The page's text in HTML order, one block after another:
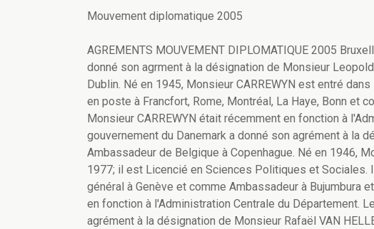
Mouvement diplomatique 2005
AGREMENTS MOUVEMENT DIPLOMATIQUE 2005
donné son agrment à la désignation de Monsieur
Dublin. Né en 1945, Monsieur CARREWYN est entré
en poste à Francfort, Rome, Montréal, La Haye, Bonn et
Monsieur CARREWYN était récemment en fonction à
gouvernement du Danemark a donné son agrément à la
Ambassadeur de Belgique à Copenhague. Né en 1946,
1977; il est Licencié en Sciences Politiques et Sociales.
général à Genève et comme Ambassadeur à Bujumbura
en fonction à l'Administration Centrale du Département.
agrément à la désignation de Monsieur Rafaël VAN